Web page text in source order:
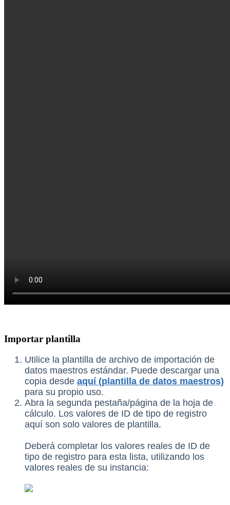
Importar plantilla
Utilice la plantilla de archivo de importación de
datos maestros estándar. Puede descargar una
copia desde aquí (plantilla de datos maestros)
para su propio uso.
Abra la segunda pestaña/página de la hoja de
cálculo. Los valores de ID de tipo de registro
aquí son solo valores de plantilla.
Deberá completar los valores reales de ID de
tipo de registro para esta lista, utilizando los
valores reales de su instancia: